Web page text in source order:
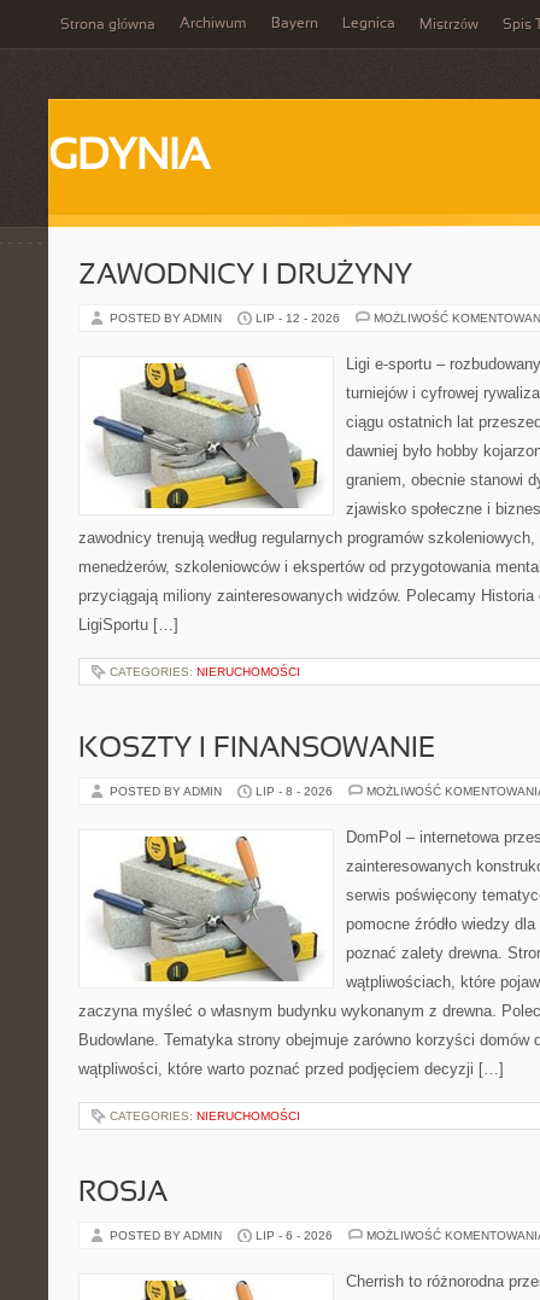
Strona główna Archiwum Bayern Legnica Mistrzów Spis
GDYNIA
ZAWODNICY I DRUŻYNY
POSTED BY ADMIN LIP - 12 - 2026 MOŻLIWOŚĆ
Ligi e-sportu –
turniejów i cyfrowej
ciągu ostatnich lat
dawniej było hobby
graniem, obecnie stanowi
zjawisko społeczne i
zawodnicy trenują według regularnych programów
menedżerów, szkoleniowców i ekspertów od przygotowania
przyciągają miliony zainteresowanych widzów. Polecamy
LigiSportu […]
CATEGORIES: NIERUCHOMOŚCI
KOSZTY I FINANSOWANIE
POSTED BY ADMIN LIP - 8 - 2026 MOŻLIWOŚĆ
DomPol – internetowa
zainteresowanych
serwis poświęcony
pomocne źródło wiedzy
poznać zalety drewna.
wątpliwościach, które
zaczyna myśleć o własnym budynku wykonanym z drewna.
Budowlane. Tematyka strony obejmuje zarówno korzyści domów
wątpliwości, które warto poznać przed podjęciem decyzji […]
CATEGORIES: NIERUCHOMOŚCI
ROSJA
POSTED BY ADMIN LIP - 6 - 2026 MOŻLIWOŚĆ
Cherrish to różnorodna